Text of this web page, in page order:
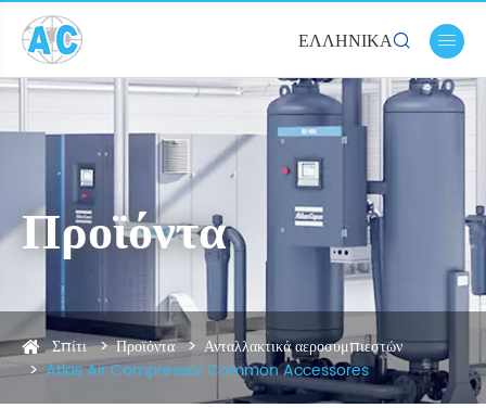
ΕΛΛΗΝΙΚΆ 
Προϊόντα
Σπίτι Προϊόντα
Ανταλλακτικά αεροσυμπιεστών
Atlas Air Compressor Common Accessores